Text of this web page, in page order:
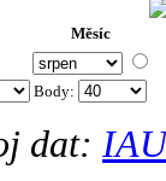
Měsíc
Body:
dat: